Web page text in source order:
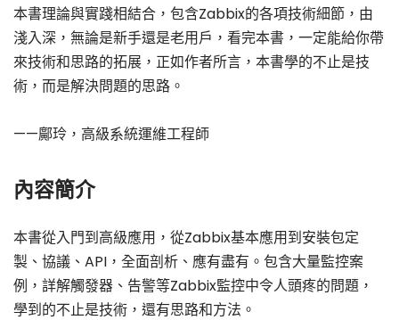
本書理論與實踐相結合，包含Zabbix的各項技術細節，由
淺入深，無論是新手還是老用戶，看完本書，一定能給你帶
來技術和思路的拓展，正如作者所言，本書學的不止是技
術，而是解決問題的思路。
——鄺玲，高級系統運維工程師
內容簡介
本書從入門到高級應用，從Zabbix基本應用到安裝包定
製、協議、API，全面剖析、應有盡有。包含大量監控案
例，詳解觸發器、告警等Zabbix監控中令人頭疼的問題，
學到的不止是技術，還有思路和方法。